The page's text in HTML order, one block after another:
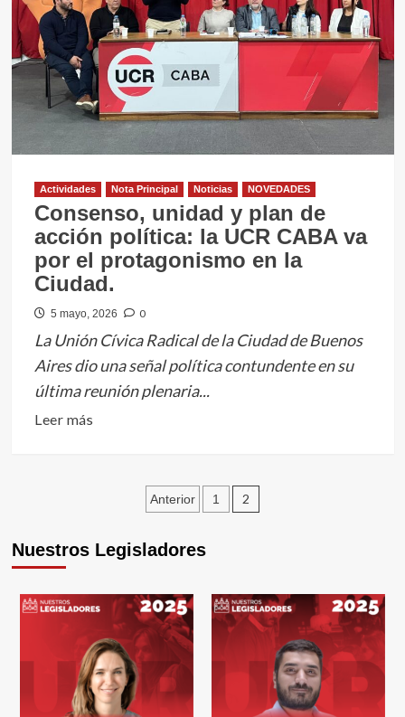
Actividades Nota Principal Noticias NOVEDADES
Consenso, unidad y plan de
acción política: la UCR CABA va
por el protagonismo en la
Ciudad.
5 mayo, 2026 0
La Unión Cívica Radical de la Ciudad de Buenos
Aires dio una señal política contundente en su
última reunión plenaria...
Leer másLeer
Consenso,
plan
acción
política:
la
UCR
CABA
va
Paginación
entradas
Anterior 1 2
Nuestros Legisladores